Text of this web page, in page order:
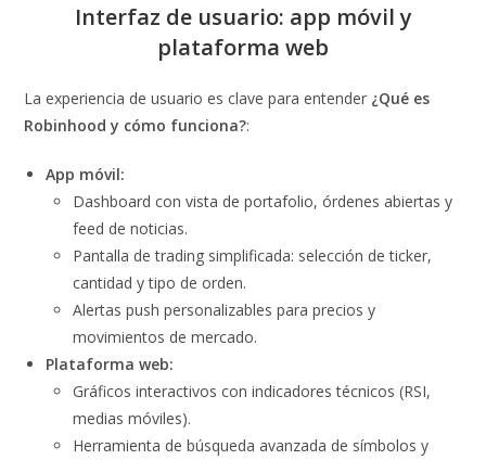
Interfaz de usuario: app móvil y
plataforma web
La experiencia de usuario es clave para entender ¿Qué es
Robinhood y cómo funciona?:
App móvil:
Dashboard con vista de portafolio, órdenes abiertas y
feed de noticias.
Pantalla de trading simplificada: selección de ticker,
cantidad y tipo de orden.
Alertas push personalizables para precios y
movimientos de mercado.
Plataforma web:
Gráficos interactivos con indicadores técnicos (RSI,
medias móviles).
Herramienta de búsqueda avanzada de símbolos y